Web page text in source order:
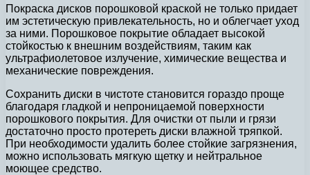
Покраска дисков порошковой краской не только придает
им эстетическую привлекательность, но и облегчает уход
за ними. Порошковое покрытие обладает высокой
стойкостью к внешним воздействиям, таким как
ультрафиолетовое излучение, химические вещества и
механические повреждения.
Сохранить диски в чистоте становится гораздо проще
благодаря гладкой и непроницаемой поверхности
порошкового покрытия. Для очистки от пыли и грязи
достаточно просто протереть диски влажной тряпкой.
При необходимости удалить более стойкие загрязнения,
можно использовать мягкую щетку и нейтральное
моющее средство.